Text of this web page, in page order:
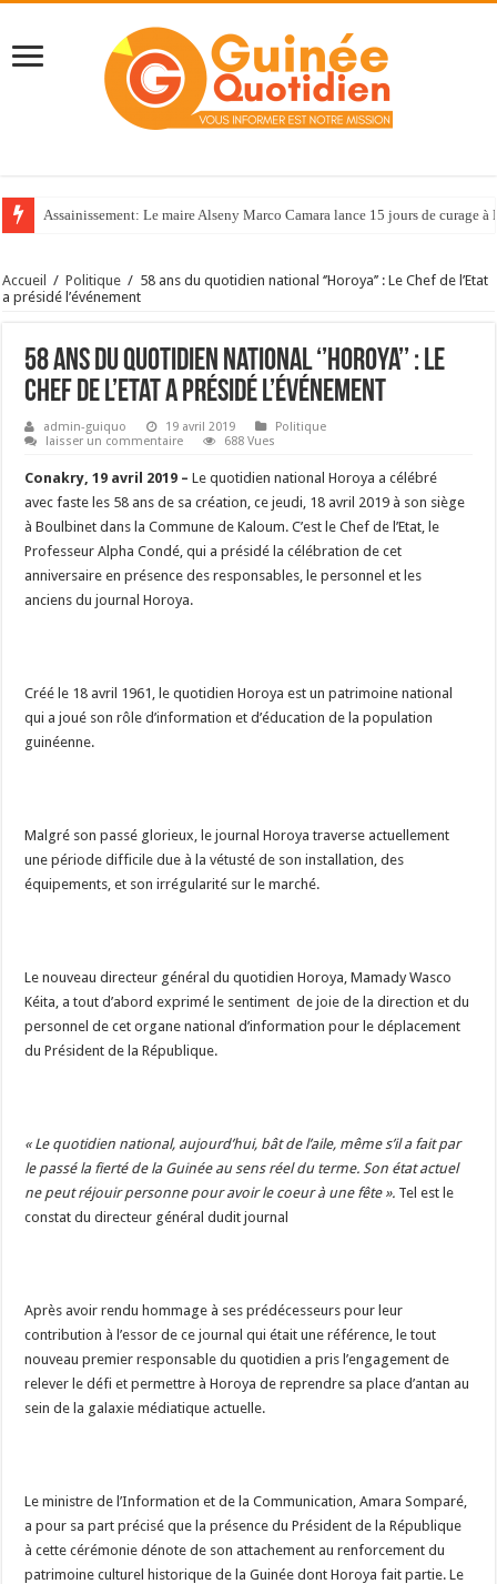
Assainissement: Le maire Alseny Marco Camara lance 15 jours de curage à
Accueil / Politique / 58 ans du quotidien national ‘’Horoya’’ : Le Chef de l’Etat
a présidé l’événement
58 ans du quotidien national ‘’Horoya’’ : Le
Chef de l’Etat a présidé l’événement
admin-guiquo 19 avril 2019
Politique
laisser un commentaire
688 Vues
Conakry, 19 avril 2019 – Le quotidien national Horoya a célébré
avec faste les 58 ans de sa création, ce jeudi, 18 avril 2019 à son siège
à Boulbinet dans la Commune de Kaloum. C’est le Chef de l’Etat, le
Professeur Alpha Condé, qui a présidé la célébration de cet
anniversaire en présence des responsables, le personnel et les
anciens du journal Horoya.
Créé le 18 avril 1961, le quotidien Horoya est un patrimoine national
qui a joué son rôle d’information et d’éducation de la population
guinéenne.
Malgré son passé glorieux, le journal Horoya traverse actuellement
une période difficile due à la vétusté de son installation, des
équipements, et son irrégularité sur le marché.
Le nouveau directeur général du quotidien Horoya, Mamady Wasco
Kéita, a tout d’abord exprimé le sentiment de joie de la direction et du
personnel de cet organe national d’information pour le déplacement
du Président de la République.
« Le quotidien national, aujourd’hui, bât de l’aile, même s’il a fait par
le passé la fierté de la Guinée au sens réel du terme. Son état actuel
ne peut réjouir personne pour avoir le coeur à une fête ». Tel est le
constat du directeur général dudit journal
Après avoir rendu hommage à ses prédécesseurs pour leur
contribution à l’essor de ce journal qui était une référence, le tout
nouveau premier responsable du quotidien a pris l’engagement de
relever le défi et permettre à Horoya de reprendre sa place d’antan au
sein de la galaxie médiatique actuelle.
Le ministre de l’Information et de la Communication, Amara Somparé,
a pour sa part précisé que la présence du Président de la République
à cette cérémonie dénote de son attachement au renforcement du
patrimoine culturel historique de la Guinée dont Horoya fait partie. Le